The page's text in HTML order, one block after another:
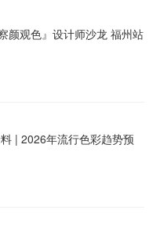
颜观色』设计师沙龙 福州站
| 2026年流行色彩趋势预